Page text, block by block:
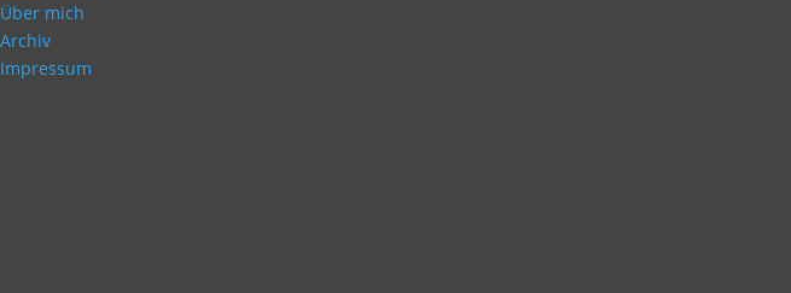
Über mich
Archiv
Impressum